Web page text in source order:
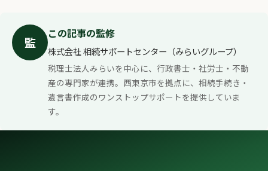
監
この記事の監修
株式会社 相続サポートセンター（みらいグループ）
税理士法人みらいを中心に、行政書士・社労士・不動
産の専門家が連携。西東京市を拠点に、相続手続き・
遺言書作成のワンストップサポートを提供していま
す。